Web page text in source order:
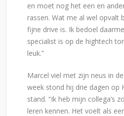
en moet nog het een en
rassen. Wat me al wel opvalt
fijne drive is. Ik bedoel
specialist is op de hightech
leuk.”
Marcel viel met zijn neus in
week stond hij drie dagen op
stand. “Ik heb mijn collega’s
leren kennen. Het voelt als